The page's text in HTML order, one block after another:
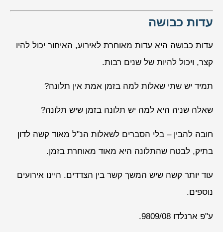
עדות כבושה
עדות כבושה היא עדות מאוחרת לאירוע, האיחור יכול להיו
קצר, ויכול להיות של שנים רבות.
תמיד יש שתי שאלות למה בזמן אמת אין תלונה?
שאלה שניה היא למה יש תלונה בזמן שיש תלונה?
חובה להבין – בלי הסברים לשאלות הנ"ל מאוד קשה לדון
בתיק, לבטח שהתלונה היא מאוד מאוחרת בזמן.
עוד יותר קשה שיש המשך קשר בין הצדדים. היינו אירועים
נוספים.
ע"פ ארנלדו 9809/08.